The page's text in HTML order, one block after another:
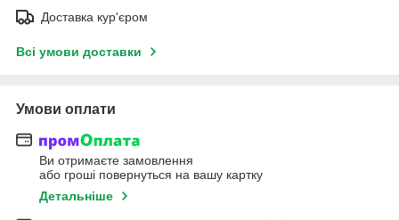
Доставка кур'єром
Всі умови доставки
Умови оплати
Ви отримаєте замовлення
або гроші повернуться на вашу картку
Детальніше